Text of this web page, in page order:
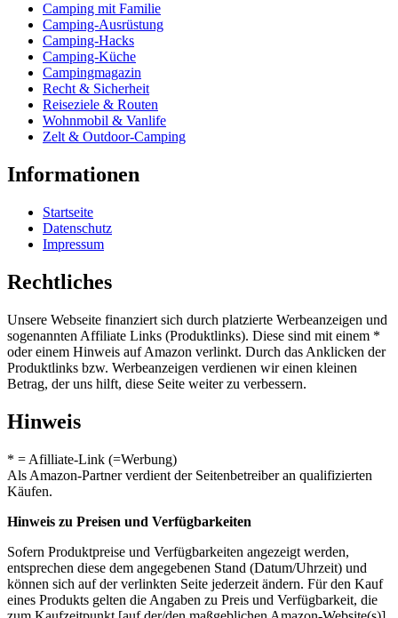
Camping mit Familie
Camping-Ausrüstung
Camping-Hacks
Camping-Küche
Campingmagazin
Recht & Sicherheit
Reiseziele & Routen
Wohnmobil & Vanlife
Zelt & Outdoor-Camping
Informationen
Startseite
Datenschutz
Impressum
Rechtliches
Unsere Webseite finanziert sich durch platzierte Werbeanzeigen und
sogenannten Affiliate Links (Produktlinks). Diese sind mit einem *
oder einem Hinweis auf Amazon verlinkt. Durch das Anklicken der
Produktlinks bzw. Werbeanzeigen verdienen wir einen kleinen
Betrag, der uns hilft, diese Seite weiter zu verbessern.
Hinweis
* = Afilliate-Link (=Werbung)
Als Amazon-Partner verdient der Seitenbetreiber an qualifizierten
Käufen.
Hinweis zu Preisen und Verfügbarkeiten
Sofern Produktpreise und Verfügbarkeiten angezeigt werden,
entsprechen diese dem angegebenen Stand (Datum/Uhrzeit) und
können sich auf der verlinkten Seite jederzeit ändern. Für den Kauf
eines Produkts gelten die Angaben zu Preis und Verfügbarkeit, die